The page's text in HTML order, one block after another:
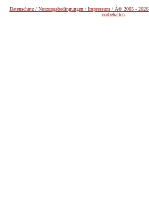
Datenschutz / Nutzungsbedingungen / Impressum / Â© 2005 -
vorbehalten